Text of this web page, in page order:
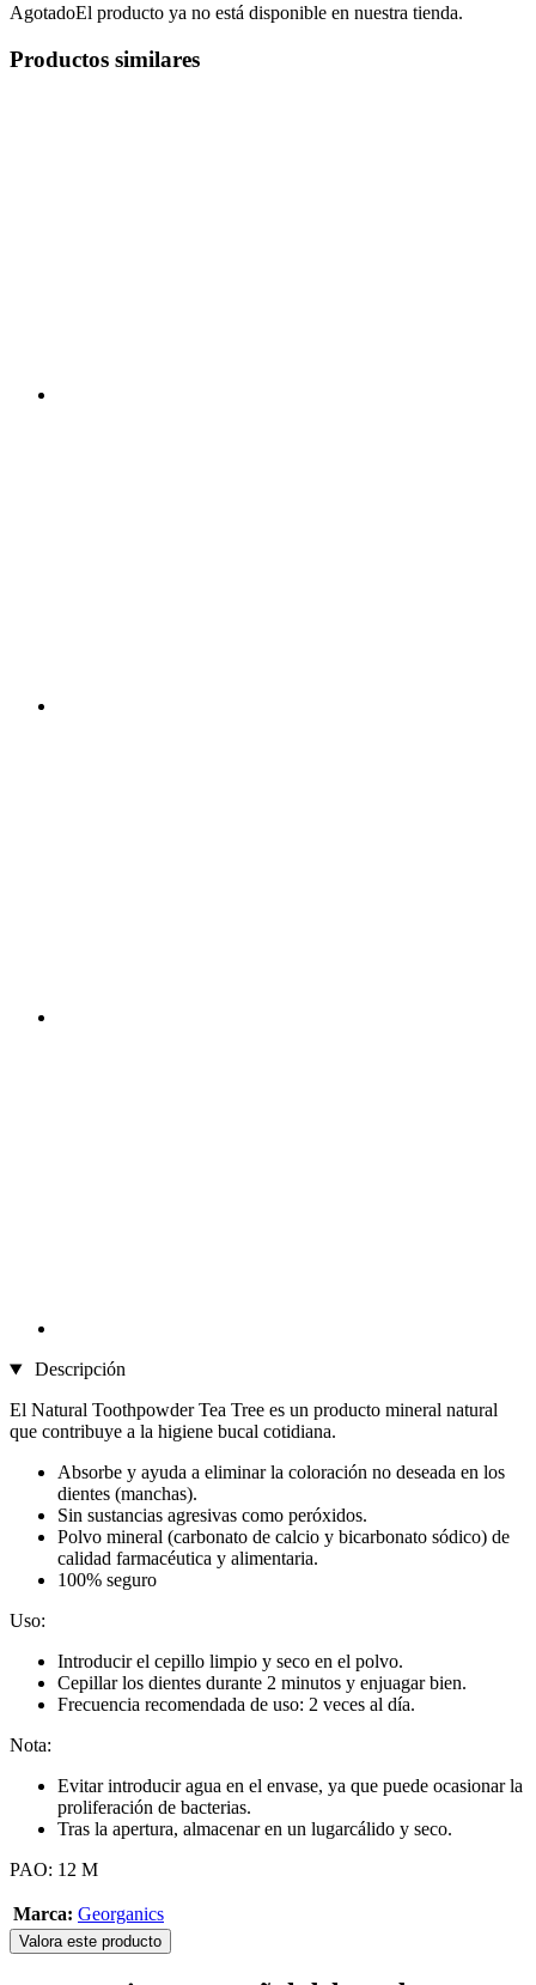
AgotadoEl producto ya no está disponible en nuestra tienda.
Productos similares
Descripción
El Natural Toothpowder Tea Tree es un producto mineral natural
que contribuye a la higiene bucal cotidiana.
Absorbe y ayuda a eliminar la coloración no deseada en los
dientes (manchas).
Sin sustancias agresivas como peróxidos.
Polvo mineral (carbonato de calcio y bicarbonato sódico) de
calidad farmacéutica y alimentaria.
100% seguro
Uso:
Introducir el cepillo limpio y seco en el polvo.
Cepillar los dientes durante 2 minutos y enjuagar bien.
Frecuencia recomendada de uso: 2 veces al día.
Nota:
Evitar introducir agua en el envase, ya que puede ocasionar la
proliferación de bacterias.
Tras la apertura, almacenar en un lugarcálido y seco.
PAO: 12 M
Marca: Georganics
Valora este producto